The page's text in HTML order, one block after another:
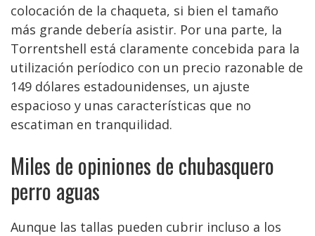
colocación de la chaqueta, si bien el tamaño
más grande debería asistir. Por una parte, la
Torrentshell está claramente concebida para la
utilización períodico con un precio razonable de
149 dólares estadounidenses, un ajuste
espacioso y unas características que no
escatiman en tranquilidad.
Miles de opiniones de chubasquero
perro aguas
Aunque las tallas pueden cubrir incluso a los